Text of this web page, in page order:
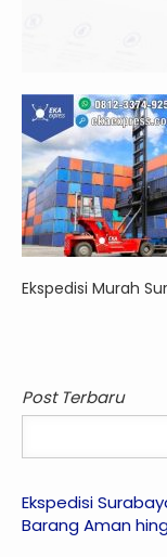
Ekspedisi Murah
Post Terbaru
Ekspedisi
Barang Aman